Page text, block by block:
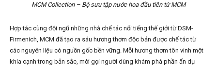
MCM Collection – Bộ sưu tập nước hoa đầu tiên từ MCM
Hợp tác cùng đội ngũ những nhà chế tác nổi tiếng thế giới từ DSM-
Firmenich, MCM đã tạo ra sáu hương thơm độc bản được chế tác từ
các nguyên liệu có nguồn gốc bền vững. Mỗi hương thơm tôn vinh một
khía cạnh trong bản sắc, mời gọi người dùng khám phá phần ẩn dụ